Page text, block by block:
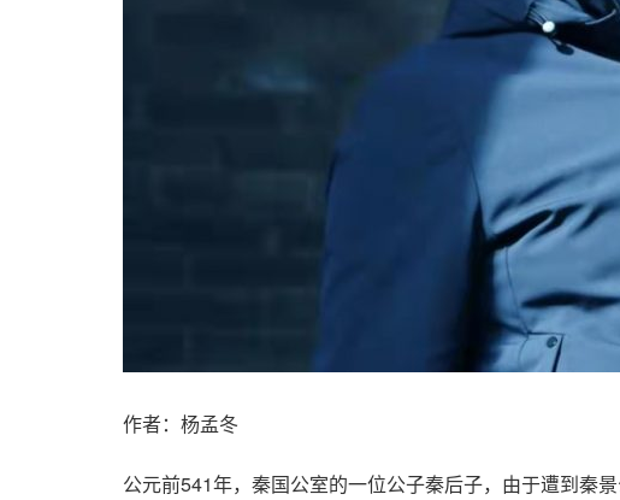
作者：杨孟冬
公元前541年，秦国公室的一位公子秦后子，由于遭到秦